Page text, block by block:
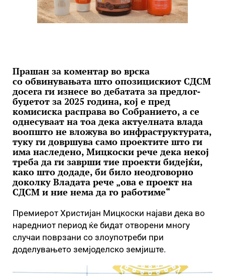
Прашан за коментар во врска
со обвинувањата што опозицискиот СДСМ
досега ги изнесе во дебатата за предлог-
буџетот за 2025 година, кој е пред
комисиска расправа во Собранието, а се
однесуваат на тоа дека актуелната влада
воопшто не вложува во инфраструктурата,
туку ги довршува само проектите што ги
има наследено, Мицкоски рече дека некој
треба да ги заврши тие проекти бидејќи,
како што додаде, би било неодговорно
доколку Владата рече „ова е проект на
СДСМ и ние нема да го работиме“
Премиерот Христијан Мицкоски најави дека во
наредниот период ќе бидат отворени многу
случаи поврзани со злоупотреби при
доделувањето земјоделско земјиште.